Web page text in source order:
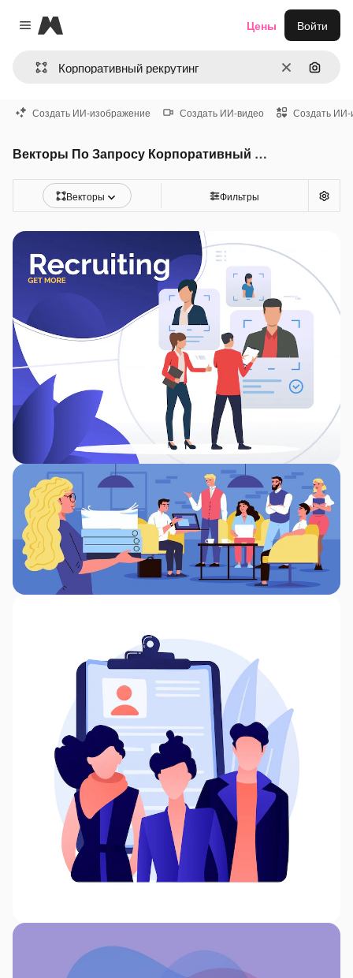
Close menu
Magnific
ОчиститьПоиск
Цены Войти
Создать ИИ-изображение Создать ИИ-видео Создать ИИ-
Векторы По Запросу Корпоративный рекрутинг
Векторы Фильтры